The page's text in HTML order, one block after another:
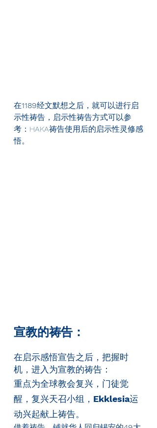
在1189经文默想之后，就可以进行启
示性祷告，启示性祷告方式可以参
考：HAKA祷告使用后的启示性灵修感
悟。
宣教的祷告：
在启示感悟宣告之后，把握时
机，进入为宣教的祷告：
重点为全球教会复兴，门徒觉
醒，复兴天召小组， Ekklesia运
动兴起献上祷告。